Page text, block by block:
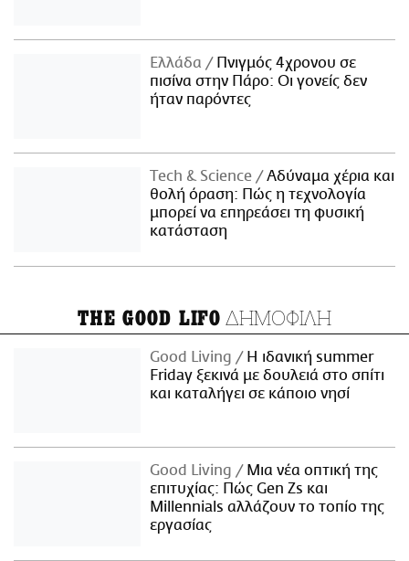
Ελλάδα
Πνιγμός 4χρονου σε
πισίνα στην Πάρο: Οι γονείς δεν
ήταν παρόντες
Τech & Science
Αδύναμα χέρια και
θολή όραση: Πώς η τεχνολογία
μπορεί να επηρεάσει τη φυσική
κατάσταση
THE GOOD LIFO ΔΗΜΟΦΙΛΗ
Good Living
Η ιδανική summer
Friday ξεκινά με δουλειά στο σπίτι
και καταλήγει σε κάποιο νησί
Good Living
Μια νέα οπτική της
επιτυχίας: Πώς Gen Zs και
Millennials αλλάζουν το τοπίο της
εργασίας